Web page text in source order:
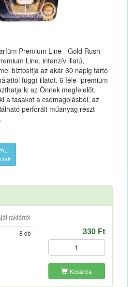
Premium Line - Gold Rush
Line, intenzív illatú,
biztosítja az akár 60 napig tartó
függ) illatot. 6 féle "premium
ki az Önnek megfelelőt.
a tasakot a csomagolásból, az
perforált műanyag részt
raktárról
8 db 330 Ft
Kosárba